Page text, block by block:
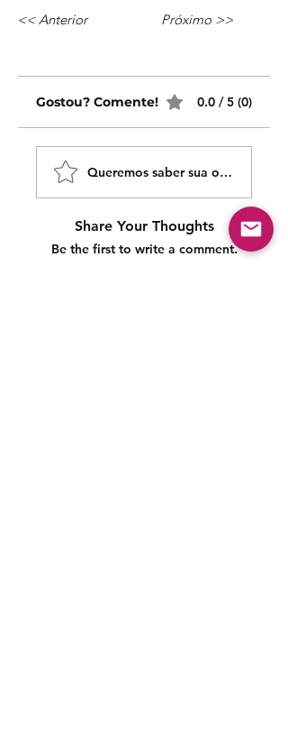
<< Anterior Próximo >>
Gostou? Comente! 0.0 / 5 (0)
Queremos saber sua opinião
Share Your Thoughts
Be the first to write a comment.